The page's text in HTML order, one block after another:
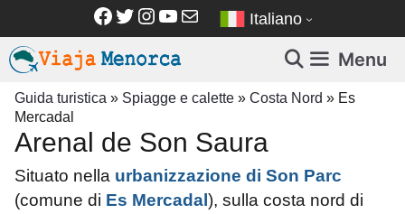
contenuto
Facebook
Twitter
Instagram
YouTube
Email Italiano
Menu
Guida turistica » Spiagge e calette » Costa Nord » Es
Mercadal
Arenal de Son Saura
Situato nella urbanizzazione di Son Parc
(comune di Es Mercadal ), sulla costa nord di